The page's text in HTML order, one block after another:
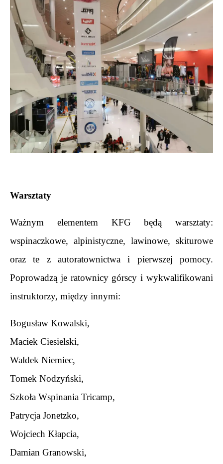
Warsztaty
Ważnym elementem KFG będą warsztaty:
wspinaczkowe, alpinistyczne, lawinowe, skiturowe
oraz te z autoratownictwa i pierwszej pomocy.
Poprowadzą je ratownicy górscy i wykwalifikowani
instruktorzy, między innymi:
Bogusław Kowalski,
Maciek Ciesielski,
Waldek Niemiec,
Tomek Nodzyński,
Szkoła Wspinania Tricamp,
Patrycja Jonetzko,
Wojciech Kłapcia,
Damian Granowski,